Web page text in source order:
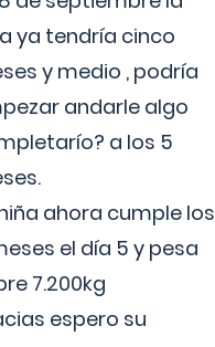
ya tendría cinco
y medio , podría
andarle algo
a los 5
ahora cumple los
el día 5 y pesa
7.200kg
espero su